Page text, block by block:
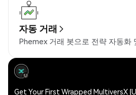
자동 거래
Phemex 거래 봇으로 전략 자동화
Get Your First Wrapped MultiversX